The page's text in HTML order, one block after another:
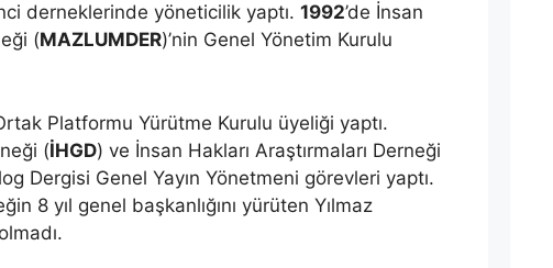
derneklerinde yöneticilik yaptı. 1992’de İnsan
(MAZLUMDER)’nin Genel Yönetim Kurulu
Platformu Yürütme Kurulu üyeliği yaptı.
(İHGD) ve İnsan Hakları Araştırmaları Derneği
Dergisi Genel Yayın Yönetmeni görevleri yaptı.
8 yıl genel başkanlığını yürüten Yılmaz